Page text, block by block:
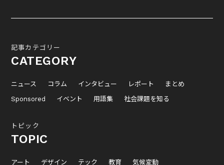
記事カテゴリー
CATEGORY
ニュース コラム インタビュー レポート
まとめ
Sponsored
イベント 用語集 社会課題を知る
トピック
TOPIC
アート デザイン テック 教育 気候変動